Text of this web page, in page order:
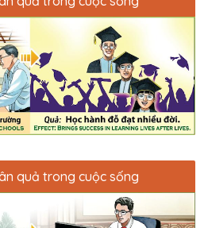
quả trong cuộc sống